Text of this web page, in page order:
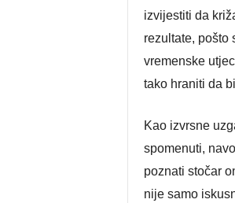
izvijestiti da
rezultate, pošto
vremenske
tako hraniti da
Kao izvrsne
spomenuti,
poznati stočar
nije samo